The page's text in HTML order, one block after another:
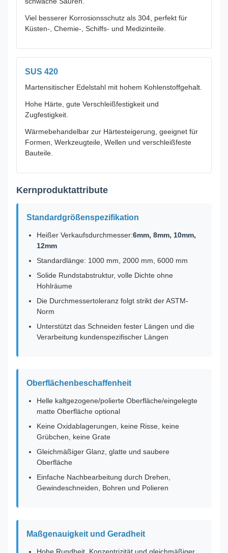
Viel besserer Korrosionsschutz als 304, perfekt für
Küsten-, Chemie-, Schiffs- und Medizinteile.
SUS 420
Martensitischer Edelstahl mit hohem Kohlenstoffgehalt.
Hohe Härte, gute Verschleißfestigkeit und
Zugfestigkeit.
Wärmebehandelbar zur Härtesteigerung, geeignet für
Formen, Werkzeugteile, Wellen und verschleißfeste
Bauteile.
Kernproduktattribute
Standardgrößenspezifikation
Heißer Verkaufsdurchmesser:6mm, 8mm, 10mm,
12mm
Standardlänge: 1000 mm, 2000 mm, 6000 mm
Solide Rundstabstruktur, volle Dichte ohne
Hohlräume
Die Durchmessertoleranz folgt strikt der ASTM-
Norm
Unterstützt das Schneiden fester Längen und die
Verarbeitung kundenspezifischer Längen
Oberflächenbeschaffenheit
Helle kaltgezogene/polierte Oberfläche/eingelegte
matte Oberfläche optional
Keine Oxidablagerungen, keine Risse, keine
Grübchen, keine Grate
Gleichmäßiger Glanz, glatte und saubere
Oberfläche
Einfache Nachbearbeitung durch Drehen,
Gewindeschneiden, Bohren und Polieren
Maßgenauigkeit und Geradheit